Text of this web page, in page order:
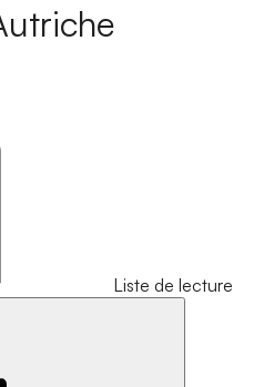
Liste de lecture